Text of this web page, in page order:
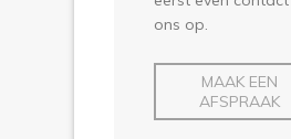
ons op.
MAAK EEN
AFSPRAAK